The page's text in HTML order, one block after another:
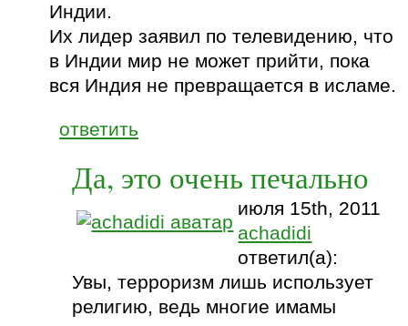
Индии.
Их лидер заявил по телевидению, что
в Индии мир не может прийти, пока
вся Индия не превращается в исламе.
ответить
Да, это очень печально
июля 15th, 2011
achadidi
ответил(а):
Увы, терроризм лишь использует
религию, ведь многие имамы